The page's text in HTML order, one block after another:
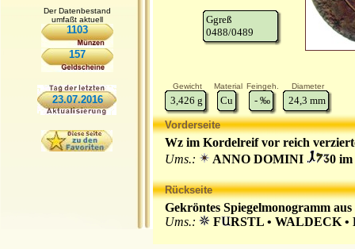
Der Datenbestand
umfaßt aktuell
1103
157
23.07.2016
Ggreß
0488/0489
Gewicht Material Feingeh. Diameter
3,426 g Cu - ‰ 24,3 mm
Vorderseite
Wz im Kordelreif vor reich
Ums.:
ANNO DOMINI 0
Rückseite
Gekröntes Spiegelmonogramm
Ums.:
F RSTL • WALDECK